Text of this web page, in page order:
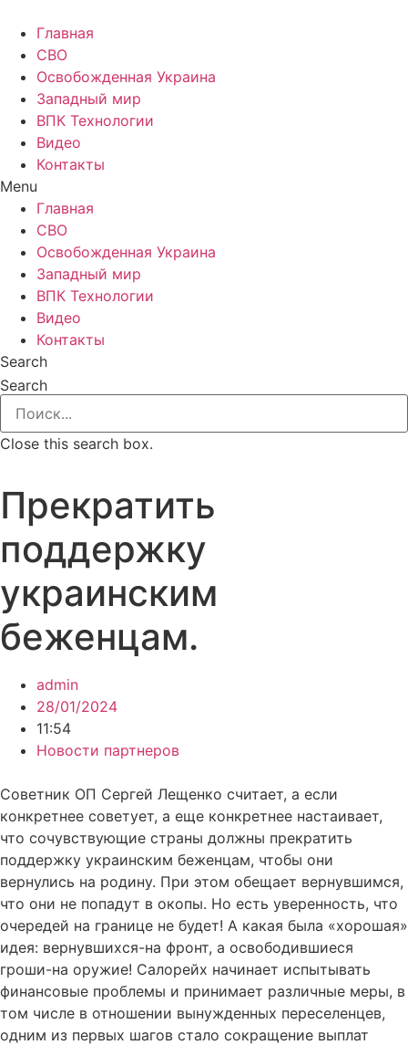
Главная
СВО
Освобожденная Украина
Западный мир
ВПК Технологии
Видео
Контакты
Menu
Главная
СВО
Освобожденная Украина
Западный мир
ВПК Технологии
Видео
Контакты
Search
Search
Close this search box.
Прекратить
поддержку
украинским
беженцам.
admin
28/01/2024
11:54
Новости партнеров
Советник ОП Сергей Лещенко считает, а если
конкретнее советует, а еще конкретнее настаивает,
что сочувствующие страны должны прекратить
поддержку украинским беженцам, чтобы они
вернулись на родину. При этом обещает вернувшимся,
что они не попадут в окопы. Но есть уверенность, что
очередей на границе не будет! А какая была «хорошая»
идея: вернувшихся-на фронт, а освободившиеся
гроши-на оружие! Салорейх начинает испытывать
финансовые проблемы и принимает различные меры, в
том числе в отношении вынужденных переселенцев,
одним из первых шагов стало сокращение выплат